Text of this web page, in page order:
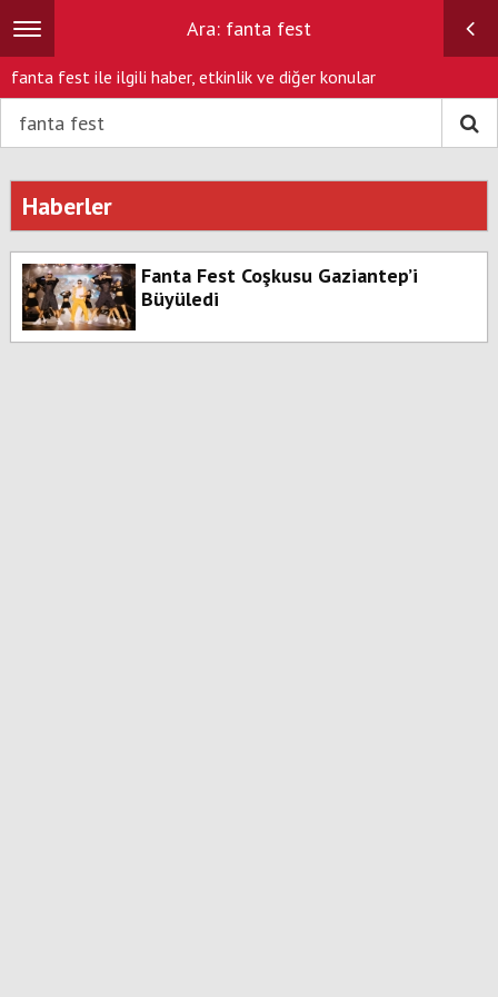
Toggle
navigation
Ara: fanta fest
fanta fest ile ilgili haber, etkinlik ve diğer konular
Haberler
Fanta Fest Coşkusu Gaziantep’i
Büyüledi